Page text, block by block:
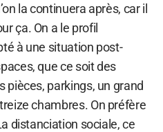
la continuera après, car il
ça. On a le profil
à une situation post-
que ce soit des
pièces, parkings, un grand
chambres. On préfère
distanciation sociale, ce